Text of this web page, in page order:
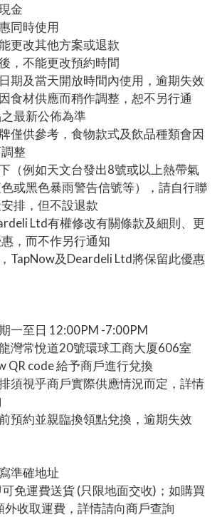
金
同時使用
更改其他方案或退款
，不能更改預約時間
期及當天開放時間內使用，逾期失效
食材供應而稍作調整，恕不另行通
最新公佈為準
僅供參考，食物款式及飲品種類會因
整
（例如天文台發出8號或以上熱帶氣
或黑色暴雨警告信號等），請自行聯
排，但不設退款
Ltd有權修改有關條款及細則、更
，而不作另行通知
TapNow及Deardeli Ltd將保留此優惠
一至日 12:00PM -7:00PM
灣常悅道20號環球工商大厦606室
QR code 給予商戶進行兌換
須視乎商戶實際供應情況而定，詳情
預約並親臨換領點兌換，逾期失效
準確地址
免運費送貨 (只限地面交收)；如購買
收取運費，詳情請向商戶查詢